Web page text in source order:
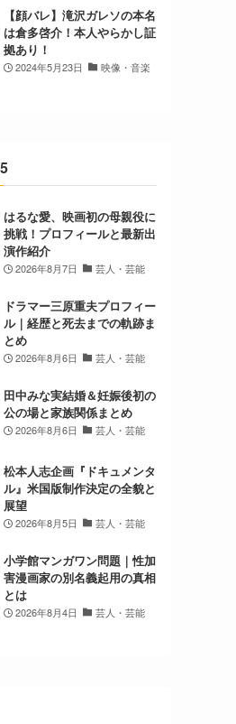
【顔バレ】滝沢ガレソの本名
は倉多啓介！本人やらかし証
拠あり！
2024年5月23日 映像・音楽
はるな愛、映画初の母親役に
挑戦！プロフィールと最新出
演作紹介
2026年8月7日 芸人・芸能
ドラマー三原重夫プロフィー
ル｜経歴と死去までの軌跡ま
とめ
2026年8月6日 芸人・芸能
田中みな実結婚＆妊娠後初の
公の場と家族関係まとめ
2026年8月6日 芸人・芸能
松本人志企画『ドキュメンタ
ル』米国版制作決定の全貌と
展望
2026年8月5日 芸人・芸能
小学館マンガワン問題｜性加
害漫画家の別名義起用の真相
とは
2026年8月4日 芸人・芸能